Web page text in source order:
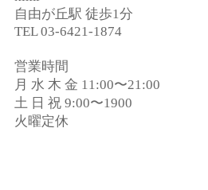
自由が丘駅 徒歩1分
TEL 03-6421-1874
営業時間
月 水 木 金 11:00〜21:00
土 日 祝 9:00〜1900
火曜定休